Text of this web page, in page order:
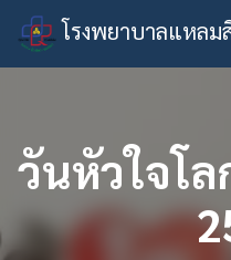
โรงพยาบาลแหลม
วันหัวใจโ